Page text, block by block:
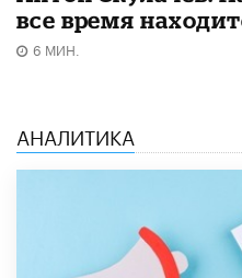
все время
6 МИН.
АНАЛИТИКА